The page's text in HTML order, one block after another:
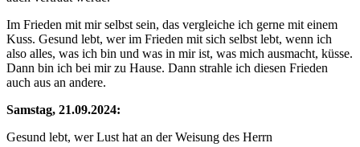
Im Frieden mit mir selbst sein, das vergleiche ich gerne mit einem
Kuss. Gesund lebt, wer im Frieden mit sich selbst lebt, wenn ich
also alles, was ich bin und was in mir ist, was mich ausmacht, küsse.
Dann bin ich bei mir zu Hause. Dann strahle ich diesen Frieden
auch aus an andere.
Samstag, 21.09.2024:
Gesund lebt, wer Lust hat an der Weisung des Herrn